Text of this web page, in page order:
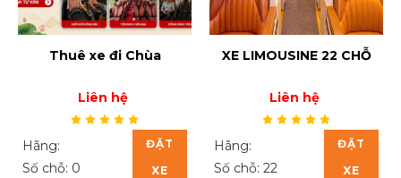
Thuê xe đi Chùa
Liên hệ
Hãng:
Số chỗ: 0
ĐẶT
XE
XE LIMOUSINE 22 CHỖ
Liên hệ
Hãng:
Số chỗ: 22
ĐẶT
XE